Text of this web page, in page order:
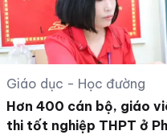
Giáo dục - Học đường
Hơn 400 cán bộ, giáo
thi tốt nghiệp THPT ở